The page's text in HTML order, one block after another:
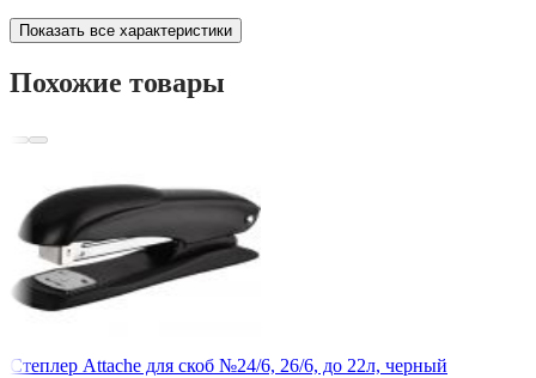
Показать все характеристики
Похожие товары
Степлер Attache для скоб №24/6, 26/6, до 22л, черный